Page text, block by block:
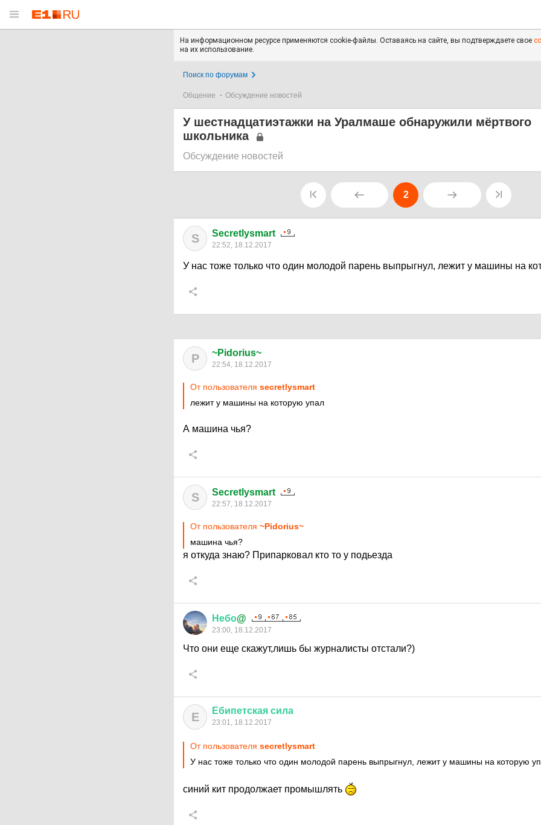
На информационном ресурсе применяются cookie-файлы. Оставаясь на сайте, вы подтверждаете свое
на их использование.
Поиск по форумам
Общение Обсуждение новостей
У шестнадцатиэтажки на Уралмаше обнаружили мёртвого
школьника
Обсуждение новостей
2
S Secretlysmart
22:52, 18.12.2017
У нас тоже только что один молодой парень выпрыгнул, лежит у машины на
P ~Pidorius~
22:54, 18.12.2017
От пользователя secretlysmart
лежит у машины на которую упал
А машина чья?
S Secretlysmart
22:57, 18.12.2017
От пользователя ~Pidorius~
машина чья?
я откуда знаю? Припарковал кто то у подьезда
Небо@
23:00, 18.12.2017
Что они еще скажут,лишь бы журналисты отстали?)
Е Ебипетская сила
23:01, 18.12.2017
От пользователя secretlysmart
У нас тоже только что один молодой парень выпрыгнул, лежит у машины на которую
синий кит продолжает промышлять